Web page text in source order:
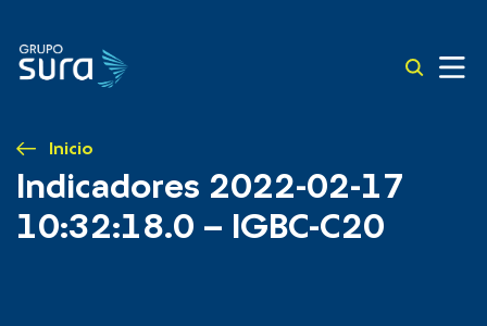
Inicio
Indicadores 2022-02-17
10:32:18.0 – IGBC-C20